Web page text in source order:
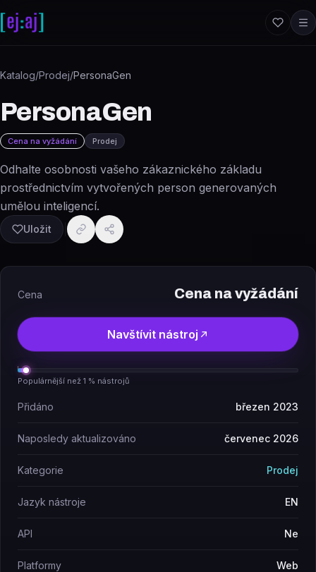
Katalog/Prodej/PersonaGen
PersonaGen
Cena na vyžádání Prodej
Odhalte osobnosti vašeho zákaznického základu
prostřednictvím vytvořených person generovaných
umělou inteligencí.
Uložit
Cena Cena na vyžádání
Navštívit nástroj
Populárnější než 1 % nástrojů
Přidáno březen 2023
Naposledy aktualizováno červenec 2026
Kategorie Prodej
Jazyk nástroje EN
API Ne
Platformy Web